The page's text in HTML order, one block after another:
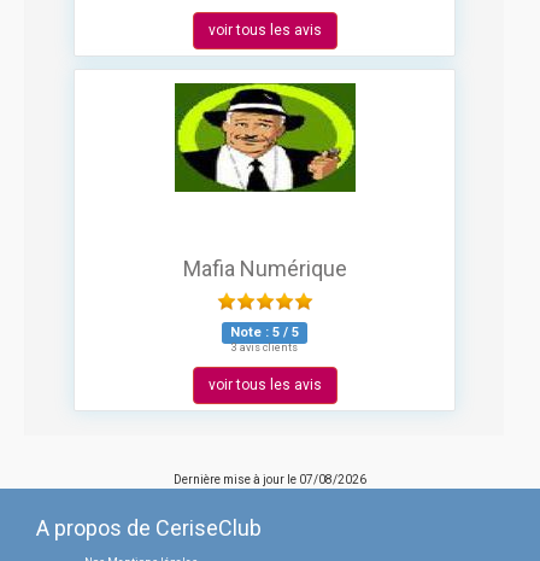
voir tous les avis
Mafia Numérique
Note : 5 / 5
3 avis clients
voir tous les avis
Dernière mise à jour le 07/08/2026
A propos de CeriseClub